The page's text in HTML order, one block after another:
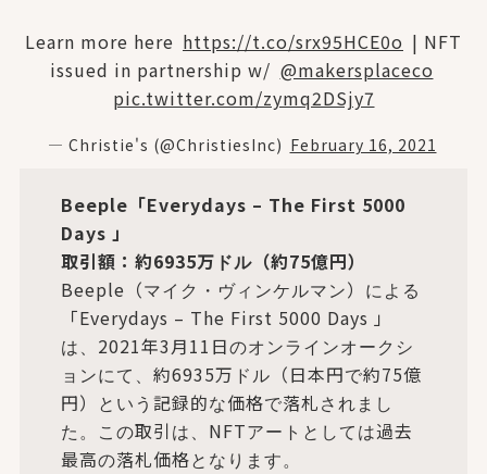
Learn more here https://t.co/srx95HCE0o | NFT
issued in partnership w/ @makersplaceco
pic.twitter.com/zymq2DSjy7
— Christie's (@ChristiesInc) February 16, 2021
Beeple「Everydays – The First 5000
Days 」
取引額：約6935万ドル（約75億円）
Beeple（マイク・ヴィンケルマン）による
「Everydays – The First 5000 Days 」
は、2021年3月11日のオンラインオークシ
ョンにて、約6935万ドル（日本円で約75億
円）という記録的な価格で落札されまし
た。この取引は、NFTアートとしては過去
最高の落札価格となります。